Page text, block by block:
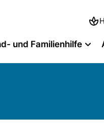
und Familienhilfe